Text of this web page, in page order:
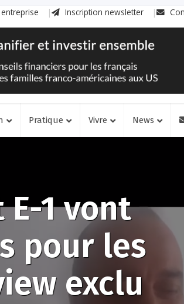
Inscription newsletter
Pratique Vivre News
E-1 vont
pour les
exclu